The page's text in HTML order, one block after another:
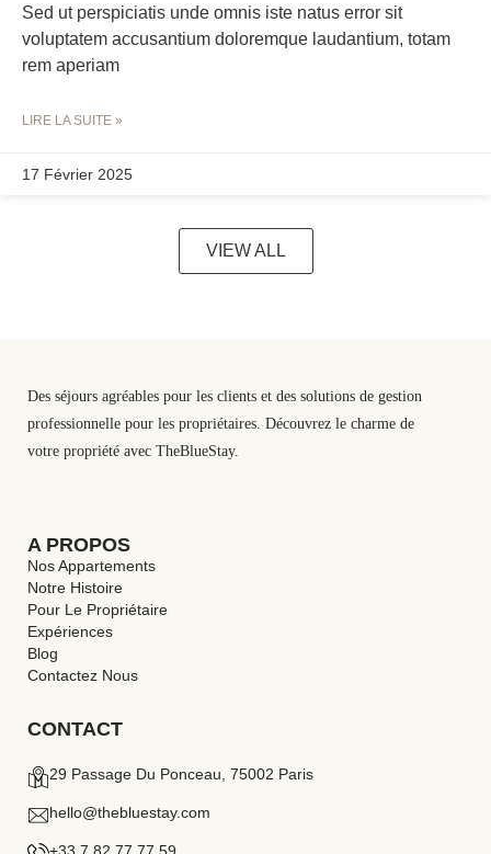
Sed ut perspiciatis unde omnis iste natus error sit
voluptatem accusantium doloremque laudantium, totam
rem aperiam
LIRE LA SUITE »
17 Février 2025
VIEW ALL
Des séjours agréables pour les clients et des solutions de gestion
professionnelle pour les propriétaires. Découvrez le charme de
votre propriété avec TheBlueStay.
A PROPOS
Nos Appartements
Notre Histoire
Pour Le Propriétaire
Expériences
Blog
Contactez Nous
CONTACT
29 Passage Du Ponceau, 75002 Paris
hello@thebluestay.com